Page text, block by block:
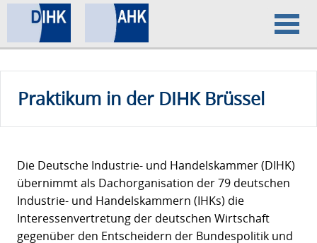
Datenschutz
Impressum
Praktikum in der DIHK Brüssel
Die Deutsche Industrie- und Handelskammer (DIHK)
übernimmt als Dachorganisation der 79 deutschen
Industrie- und Handelskammern (IHKs) die
Interessenvertretung der deutschen Wirtschaft
gegenüber den Entscheidern der Bundespolitik und